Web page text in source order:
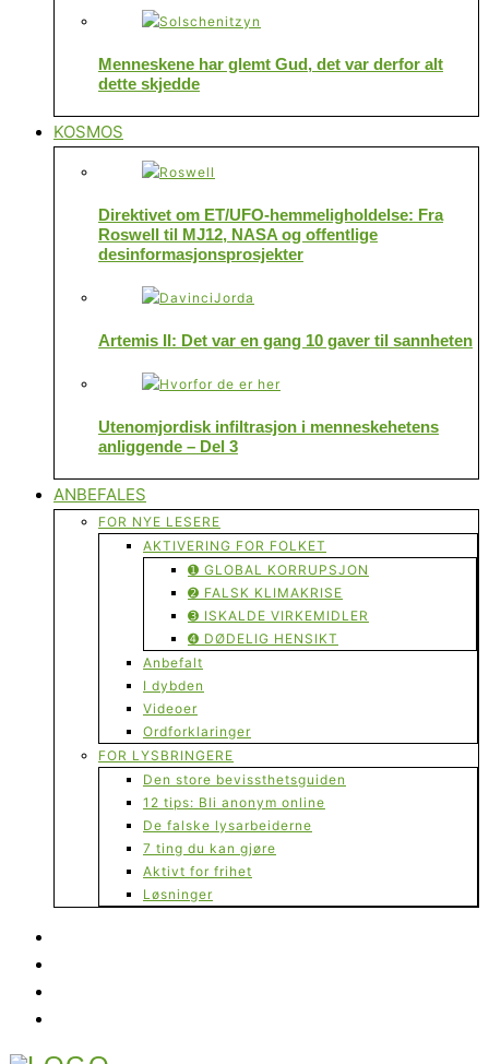
Menneskene har glemt Gud, det var derfor alt
dette skjedde
KOSMOS
Direktivet om ET/UFO-hemmeligholdelse: Fra
Roswell til MJ12, NASA og offentlige
desinformasjonsprosjekter
Artemis II: Det var en gang 10 gaver til sannheten
Utenomjordisk infiltrasjon i menneskehetens
anliggende – Del 3
ANBEFALES
FOR NYE LESERE
AKTIVERING FOR FOLKET
➊ GLOBAL KORRUPSJON
➋ FALSK KLIMAKRISE
➌ ISKALDE VIRKEMIDLER
➍ DØDELIG HENSIKT
Anbefalt
I dybden
Videoer
Ordforklaringer
FOR LYSBRINGERE
Den store bevissthetsguiden
12 tips: Bli anonym online
De falske lysarbeiderne
7 ting du kan gjøre
Aktivt for frihet
Løsninger